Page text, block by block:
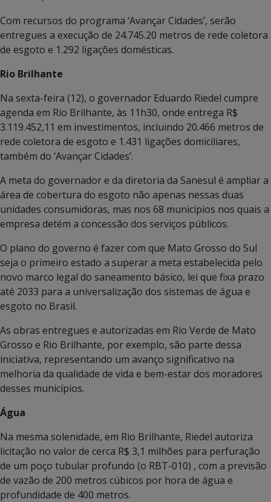
Com recursos do programa ‘Avançar Cidades’, serão
entregues a execução de 24.745.20 metros de rede coletora
de esgoto e 1.292 ligações domésticas.
Rio Brilhante
Na sexta-feira (12), o governador Eduardo Riedel cumpre
agenda em Rio Brilhante, às 11h30, onde entrega R$
3.119.452,11 em investimentos, incluindo 20.466 metros de
rede coletora de esgoto e 1.431 ligações domiciliares,
também do ‘Avançar Cidades’.
A meta do governador e da diretoria da Sanesul é ampliar a
área de cobertura do esgoto não apenas nessas duas
unidades consumidoras, mas nos 68 municípios nos quais a
empresa detém a concessão dos serviços públicos.
O plano do governo é fazer com que Mato Grosso do Sul
seja o primeiro estado a superar a meta estabelecida pelo
novo marco legal do saneamento básico, lei que fixa prazo
até 2033 para a universalização dos sistemas de água e
esgoto no Brasil.
As obras entregues e autorizadas em Rio Verde de Mato
Grosso e Rio Brilhante, por exemplo, são parte dessa
iniciativa, representando um avanço significativo na
melhoria da qualidade de vida e bem-estar dos moradores
desses municípios.
Água
Na mesma solenidade, em Rio Brilhante, Riedel autoriza
licitação no valor de cerca R$ 3,1 milhões para perfuração
de um poço tubular profundo (o RBT-010) , com a previsão
de vazão de 200 metros cúbicos por hora de água e
profundidade de 400 metros.